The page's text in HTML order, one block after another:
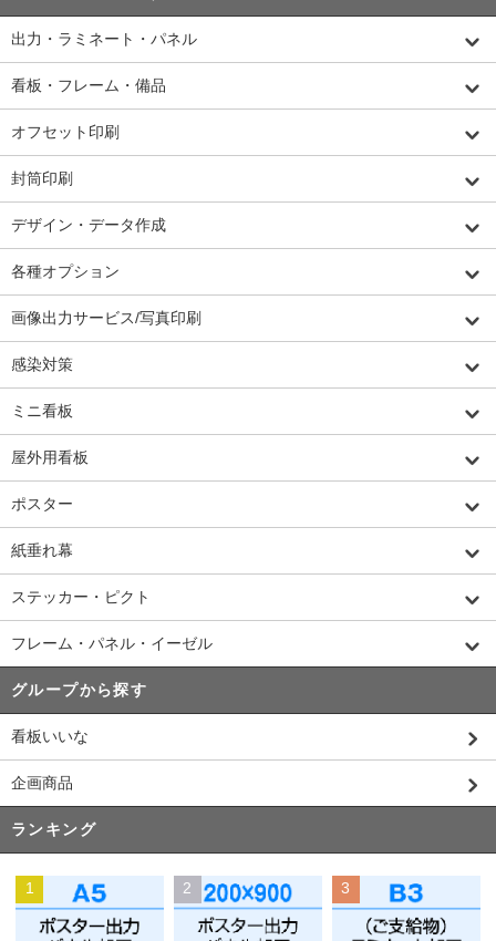
出力・ラミネート・パネル
看板・フレーム・備品
オフセット印刷
封筒印刷
デザイン・データ作成
各種オプション
画像出力サービス/写真印刷
感染対策
ミニ看板
屋外用看板
ポスター
紙垂れ幕
ステッカー・ピクト
フレーム・パネル・イーゼル
グループから探す
看板いいな
企画商品
ランキング
1 2 3